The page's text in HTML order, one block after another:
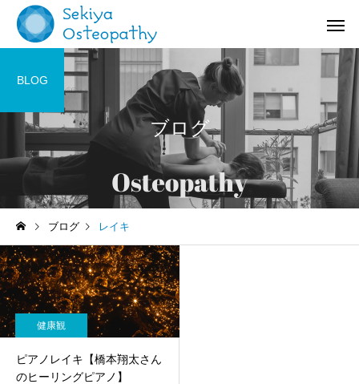
お知らせ
オステオパシー施術＠国立
(くにたち)市
施術記録
【症例紹介】活動量の
ブログ
BLOG
ブログ レイキ
健康観
ピアノレイキ【橋本翔太さん
のヒーリングピアノ】